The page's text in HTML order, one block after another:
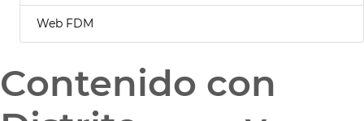
Web FDM
Contenido con